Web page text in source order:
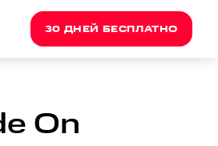
30 ДНЕЙ БЕСПЛАТНО
On